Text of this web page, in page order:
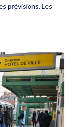
prévisions. Les